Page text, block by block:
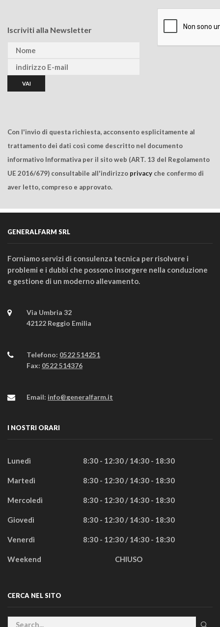
Iscriviti alla Newsletter
Con l'invio di questa richiesta, acconsento esplicitamente al
trattamento dei dati così come descritto nel documento
informativo Informativa per il sito web (ART. 13 del Regolamento
UE 2016/679) consultabile all'indirizzo privacy che confermo di
aver letto, compreso e approvato.
GENERALFARM SRL
Forniamo servizi di consulenza tecnica per risolvere i
problemi e i dubbi che possono insorgere nella conduzione
e gestione di un moderno allevamento.
Via Umbria 32
42122 Reggio Emilia
Telefono: 0522 514251
Fax: 0522 514376
Email: info@generalfarm.it
I NOSTRI ORARI
Lunedì 8:30 - 12:30 / 14:30 - 18:30
Martedì 8:30 - 12:30 / 14:30 - 18:30
Mercoledì 8:30 - 12:30 / 14:30 - 18:30
Giovedì 8:30 - 12:30 / 14:30 - 18:30
Venerdì 8:30 - 12:30 / 14:30 - 18:30
Weekend CHIUSO
CERCA NEL SITO